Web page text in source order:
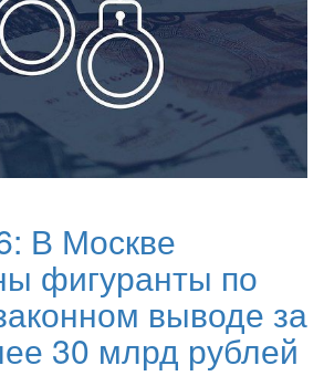
В Москве
фигуранты по
выводе за
30 млрд рублей